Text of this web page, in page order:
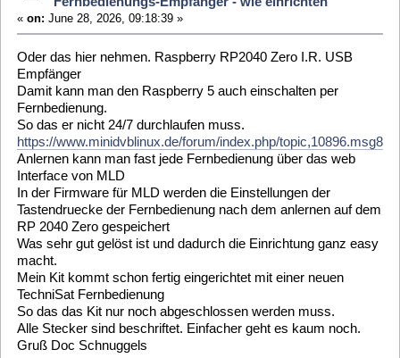
Interface von MLD
In der Firmware für MLD werden die Einstellungen der
Tastendruecke der Fernbedienung nach dem anlernen auf dem
Was sehr gut gelöst ist und dadurch die Einrichtung ganz easy
macht.
Mein Kit kommt schon fertig eingerichtet mit einer neuen
TechniSat Fernbedienung
So das das Kit nur noch abgeschlossen werden muss.
Alle Stecker sind beschriftet. Einfacher geht es kaum noch.
Gruß Doc Schnuggels
3 Allgemein [ General ]/ MLD6.5 auf RPi5: Sundtek
Fernbedienungs-Empfänger - wie einrichten
«on: June 19, 2026, 23:32:57 »
Hi
Es gibt ein USB Empfänger Kit von mir mit einem RP2040
Zero
Der kann den RP5 auch einschalten
Der Empfänger hat sich mit MLD 6,5 auf einen Raspberry 5
bewährt
Einige User hier im Forum benutzen schon die Kombination
Der Zero wird im Web Interface von MLD erkannt und kann